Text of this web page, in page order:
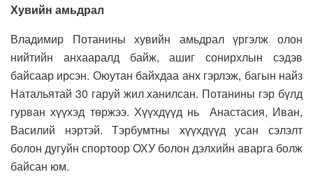
Хувийн амьдрал
Владимир Потанины хувийн амьдрал үргэлж олон
нийтийн анхааралд байж, ашиг сонирхлын сэдэв
байсаар ирсэн. Оюутан байхдаа анх гэрлэж, багын найз
Натальятай 30 гаруй жил ханилсан. Потанины гэр бүлд
гурван хүүхэд төржээ. Хүүхдүүд нь Анастасия, Иван,
Василий нэртэй. Тэрбумтны хүүхдүүд усан сэлэлт
болон дугуйн спортоор ОХУ болон дэлхийн аварга болж
байсан юм.